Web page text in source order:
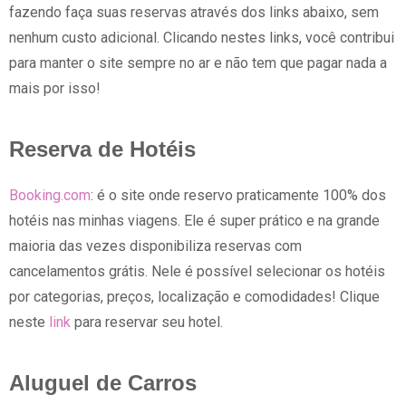
fazendo faça suas reservas através dos links abaixo, sem
nenhum custo adicional. Clicando nestes links, você contribui
para manter o site sempre no ar e não tem que pagar nada a
mais por isso!
Reserva de Hotéis
Booking.com: é o site onde reservo praticamente 100% dos
hotéis nas minhas viagens. Ele é super prático e na grande
maioria das vezes disponibiliza reservas com
cancelamentos grátis. Nele é possível selecionar os hotéis
por categorias, preços, localização e comodidades! Clique
neste link para reservar seu hotel.
Aluguel de Carros